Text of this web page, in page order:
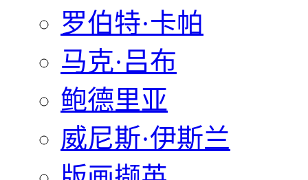
罗伯特·卡帕
马克·吕布
鲍德里亚
威尼斯·伊斯兰